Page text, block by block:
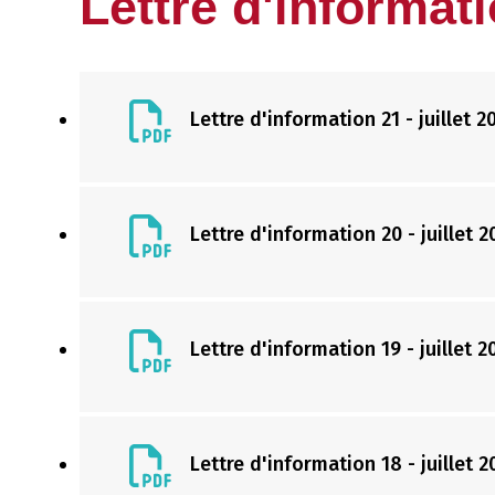
Lettre d'information 21 - juillet
Lettre d'information 20 - juillet
Lettre d'information 19 - juillet
Lettre d'information 18 - juillet